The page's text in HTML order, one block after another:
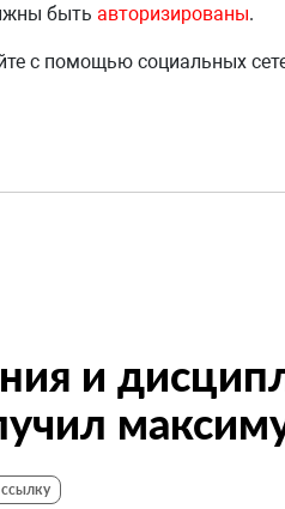
быть авторизированы.
с помощью социальных
и